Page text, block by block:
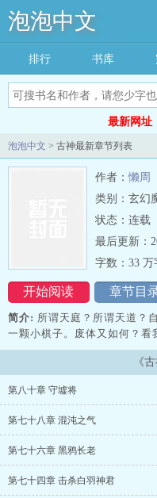
泡泡中文
排行 书库
最新网址
泡泡中文 > 古神最新章节列表
作者： 懒周
类别：玄幻
状态：连载
开始阅读 章节目
最后更新：
字数：33 万
简介: 所谓天庭？所谓天道？
一颗小棋子。废体又如何？看
《
第八十章 守墟将
第七十八章 混沌之气
第七十六章 黑鸦长老
第七十四章 击杀白羽神君